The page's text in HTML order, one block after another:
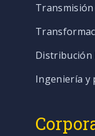
Distribución
Ingeniería y